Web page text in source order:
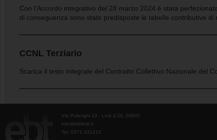
Con l’Accordo integrativo del 28 marzo 2024 è stata
di conseguenza sono state predisposte le tabelle contributive di
CCNL Terziario
Scarica il testo integrale del Contratto Collettivo Nazionale del
Via Polenghi 13 - Lodi (LO), 26900
info@ebtlodi.it
Tel. 0371 431210